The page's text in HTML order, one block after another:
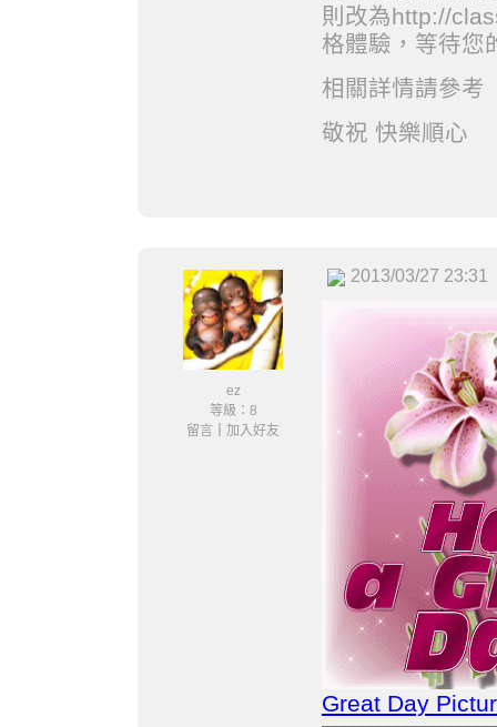
則改為http://
格體驗，等待您
相關詳情請參考
敬祝 快樂順心
ez
等級：8
留言
加入好友
2013/03/27 23:31
Great Day